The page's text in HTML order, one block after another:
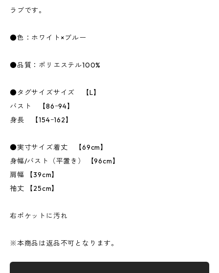
ラブです。
●色：ホワイト×ブルー
●品質：ポリエステル100%
●タグサイズサイズ 【L】
バスト 【86ｰ94】
身長 【154ｰ162】
●実寸サイズ着丈 【69cm】
身幅/バスト（平置き） 【96cm】
肩幅 【39cm】
袖丈 【25cm】
右ポケットに汚れ
※本商品は返品不可となります。